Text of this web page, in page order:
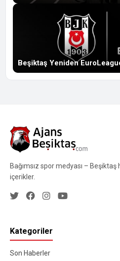
Beşiktaş Yeniden
Bağımsız spor medyası –
içerikler.
Kategoriler
Son Haberler